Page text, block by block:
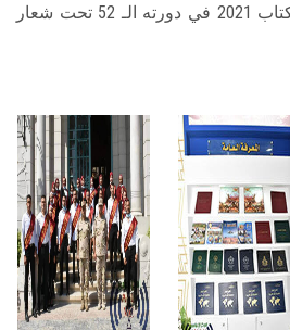
معرض القاهرة الدولي للكتاب 2021 في دورته الـ 52 تحت شعار